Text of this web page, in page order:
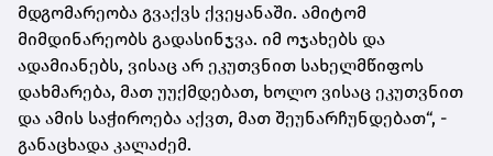
მდგომარეობა გვაქვს ქვეყანაში. ამიტომ
მიმდინარეობს გადასინჯვა. იმ ოჯახებს და
ადამიანებს, ვისაც არ ეკუთვნით სახელმწიფოს
დახმარება, მათ უუქმდებათ, ხოლო ვისაც ეკუთვნით
და ამის საჭიროება აქვთ, მათ შეუნარჩუნდებათ“, -
განაცხადა კალაძემ.